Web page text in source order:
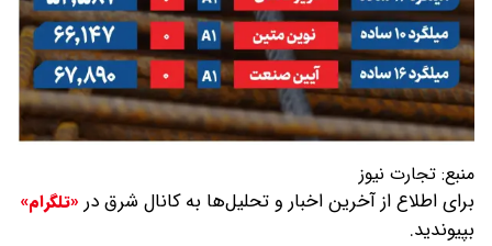
منبع: تجارت نیوز
برای اطلاع از آخرین اخبار و تحلیل‌ها به کانال شرق در «تلگرام»
بپیوندید.